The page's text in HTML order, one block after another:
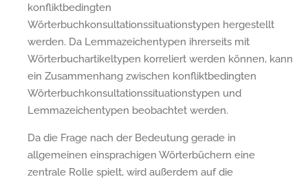
konfliktbedingten
Wörterbuchkonsultationssituationstypen hergestellt
werden. Da Lemmazeichentypen ihrerseits mit
Wörterbuchartikeltypen korreliert werden können, kann
ein Zusammenhang zwischen konfliktbedingten
Wörterbuchkonsultationssituationstypen und
Lemmazeichentypen beobachtet werden.
Da die Frage nach der Bedeutung gerade in
allgemeinen einsprachigen Wörterbüchern eine
zentrale Rolle spielt, wird außerdem auf die